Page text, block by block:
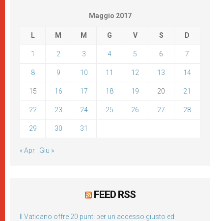
Maggio 2017
L M M G V S D
1 2 3 4 5 6 7
8 9 10 11 12 13 14
15 16 17 18 19 20 21
22 23 24 25 26 27 28
29 30 31
« Apr Giu »
FEED RSS
Il Vaticano offre 20 punti per un accesso giusto ed